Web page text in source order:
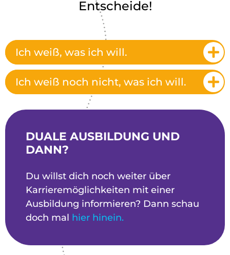
Entscheide!
Ich weiß, was ich will.
Ich weiß noch nicht, was ich will.
DUALE AUSBILDUNG UND
DANN?
Du willst dich noch weiter über
Karrieremöglichkeiten mit einer
Ausbildung informieren? Dann schau
doch mal hier hinein.